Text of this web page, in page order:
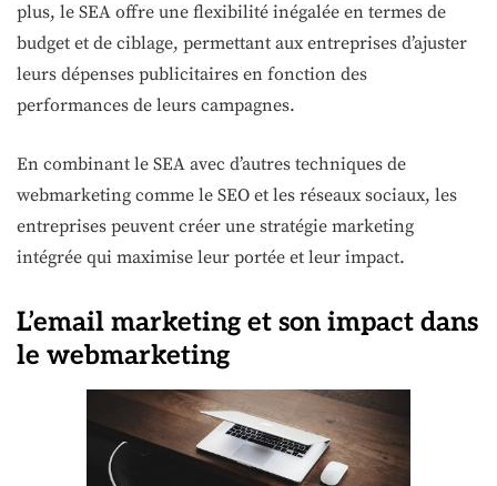
plus, le SEA offre une flexibilité inégalée en termes de
budget et de ciblage, permettant aux entreprises d’ajuster
leurs dépenses publicitaires en fonction des
performances de leurs campagnes.
En combinant le SEA avec d’autres techniques de
webmarketing comme le SEO et les réseaux sociaux, les
entreprises peuvent créer une stratégie marketing
intégrée qui maximise leur portée et leur impact.
L’email marketing et son impact dans
le webmarketing